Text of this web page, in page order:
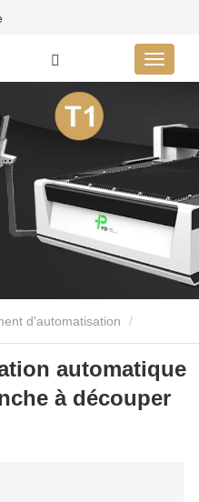
d'automatisation
de découpe de feuilles
automatique
à découper